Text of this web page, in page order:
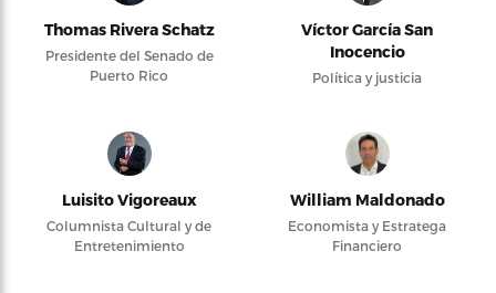
Thomas Rivera Schatz
Presidente del Senado de
Puerto Rico
Víctor García San
Inocencio
Política y justicia
Luisito Vigoreaux
Columnista Cultural y de
Entretenimiento
William Maldonado
Economista y Estratega
Financiero